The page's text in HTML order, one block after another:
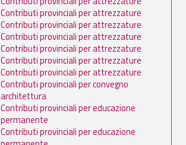
Contributi provinciali per attrezzature
Contributi provinciali per attrezzature
Contributi provinciali per attrezzature
Contributi provinciali per attrezzature
Contributi provinciali per attrezzature
Contributi provinciali per attrezzature
Contributi provinciali per convegno
architettura
Contributi provinciali per educazione
permanente
Contributi provinciali per educazione